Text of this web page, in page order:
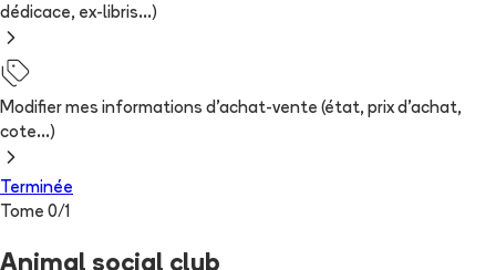
dédicace, ex-libris...)
Modifier mes informations d'achat-vente (état, prix d'achat,
cote...)
Terminée
Tome 0/1